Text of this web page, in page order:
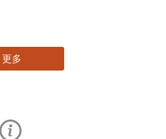
更多